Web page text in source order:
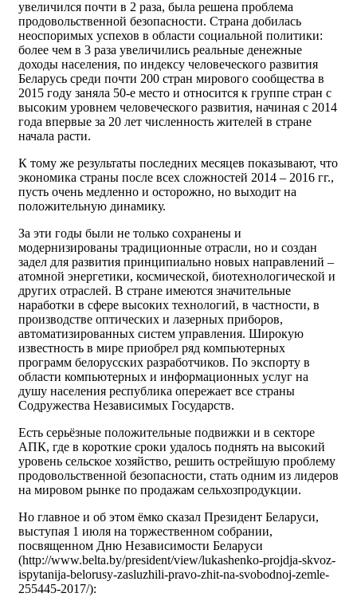
увеличился почти в 2 раза, была решена проблема
продовольственной безопасности. Страна добилась
неоспоримых успехов в области социальной политики:
более чем в 3 раза увеличились реальные денежные
доходы населения, по индексу человеческого развития
Беларусь среди почти 200 стран мирового сообщества в
2015 году заняла 50-е место и относится к группе стран с
высоким уровнем человеческого развития, начиная с 2014
года впервые за 20 лет численность жителей в стране
начала расти.
К тому же результаты последних месяцев показывают, что
экономика страны после всех сложностей 2014 – 2016 гг.,
пусть очень медленно и осторожно, но выходит на
положительную динамику.
За эти годы были не только сохранены и
модернизированы традиционные отрасли, но и создан
задел для развития принципиально новых направлений –
атомной энергетики, космической, биотехнологической и
других отраслей. В стране имеются значительные
наработки в сфере высоких технологий, в частности, в
производстве оптических и лазерных приборов,
автоматизированных систем управления. Широкую
известность в мире приобрел ряд компьютерных
программ белорусских разработчиков. По экспорту в
области компьютерных и информационных услуг на
душу населения республика опережает все страны
Содружества Независимых Государств.
Есть серьёзные положительные подвижки и в секторе
АПК, где в короткие сроки удалось поднять на высокий
уровень сельское хозяйство, решить острейшую проблему
продовольственной безопасности, стать одним из лидеров
на мировом рынке по продажам сельхозпродукции.
Но главное и об этом ёмко сказал Президент Беларуси,
выступая 1 июля на торжественном собрании,
посвященном Дню Независимости Беларуси
(http://www.belta.by/president/view/lukashenko-projdja-skvoz-
ispytanija-belorusy-zasluzhili-pravo-zhit-na-svobodnoj-zemle-
255445-2017/):